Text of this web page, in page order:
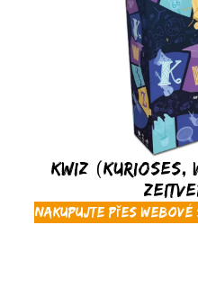
KWIZ
Nakupujte přes